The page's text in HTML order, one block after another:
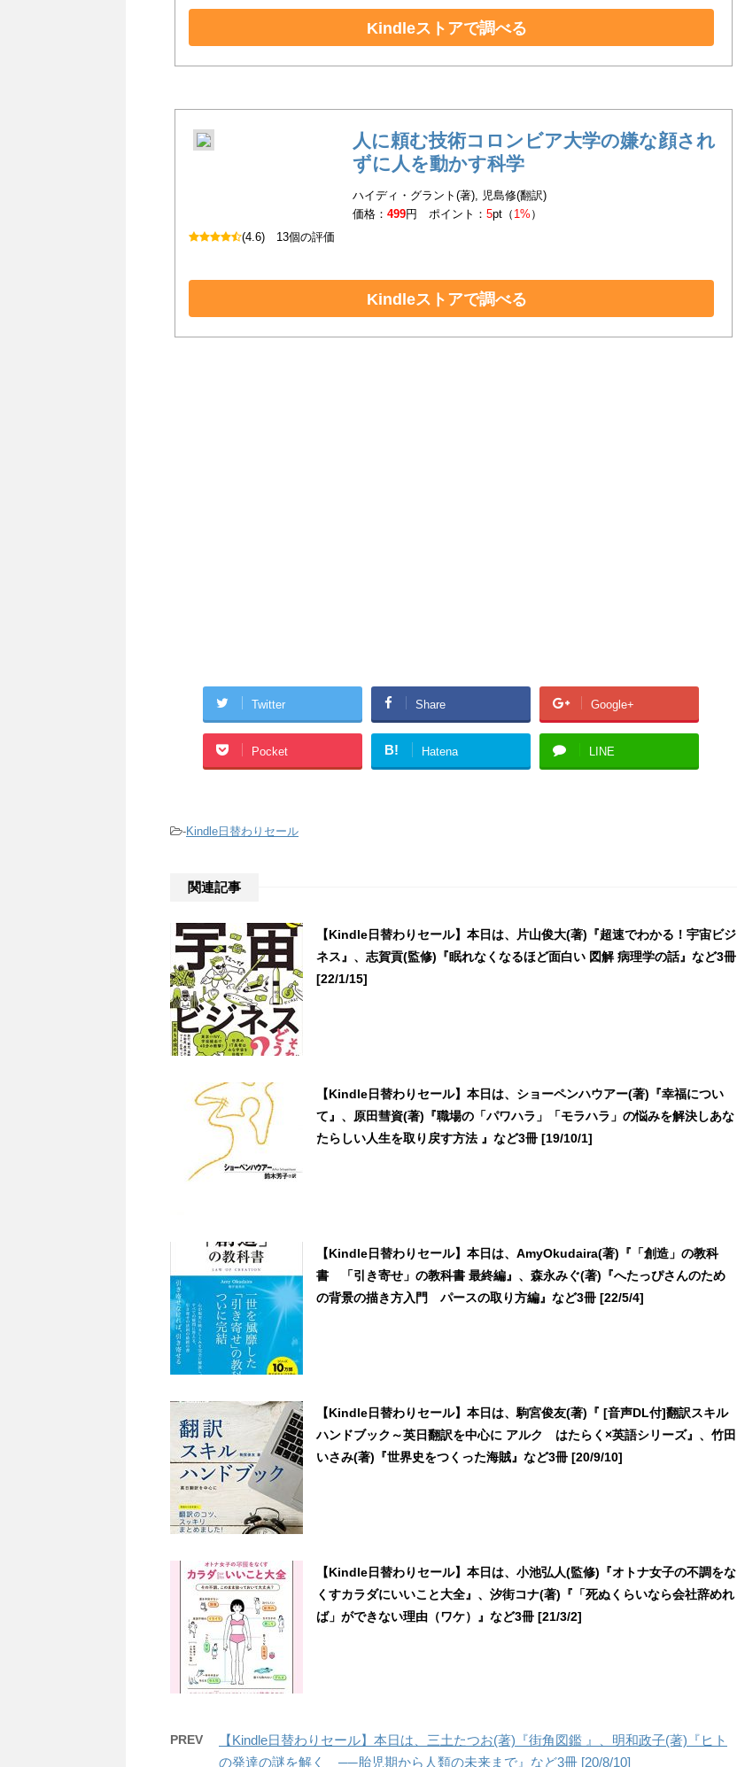
Kindleストアで調べる
人に頼む技術コロンビア大学の嫌な顔され
ずに人を動かす科学
ハイディ・グラント(著), 児島修(翻訳)
価格：499円 ポイント：5pt（ 1% ）
(4.6) 13個の評価
Kindleストアで調べる
Twitter Share Google+
Pocket B! Hatena LINE
-Kindle日替わりセール
関連記事
【Kindle日替わりセール】本日は、片山俊大(著)『超速でわかる！宇宙ビジ
ネス』、志賀貢(監修)『眠れなくなるほど面白い 図解 病理学の話』など3冊
[22/1/15]
【Kindle日替わりセール】本日は、ショーペンハウアー(著)『幸福につい
て』、原田彗資(著)『職場の「パワハラ」「モラハラ」の悩みを解決しあな
たらしい人生を取り戻す方法 』など3冊 [19/10/1]
【Kindle日替わりセール】本日は、AmyOkudaira(著)『「創造」の教科
書 「引き寄せ」の教科書 最終編』、森永みぐ(著)『へたっぴさんのため
の背景の描き方入門 パースの取り方編』など3冊 [22/5/4]
【Kindle日替わりセール】本日は、駒宮俊友(著)『 [音声DL付]翻訳スキル
ハンドブック～英日翻訳を中心に アルク はたらく×英語シリーズ』、竹田
いさみ(著)『世界史をつくった海賊』など3冊 [20/9/10]
【Kindle日替わりセール】本日は、小池弘人(監修)『オトナ女子の不調をな
くすカラダにいいこと大全』、汐街コナ(著)『「死ぬくらいなら会社辞めれ
ば」ができない理由（ワケ）』など3冊 [21/3/2]
PREV
【Kindle日替わりセール】本日は、三土たつお(著)『街角図鑑 』、明和政子(著)『ヒト
の発達の謎を解く ──胎児期から人類の未来まで』など3冊 [20/8/10]